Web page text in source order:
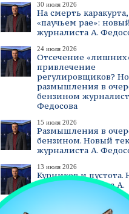
30 июля 2026
На смерть
«паучьем рае»:
журналиста А.
24 июля 2026
Отсечение
привлечение
регулировщиков?
размышления в
бензином
Федосова
15 июля 2026
Размышления в
бензином. Новый
журналиста А.
13 июля 2026
Курников и пустота.
текст журналиста А.
смотреть все